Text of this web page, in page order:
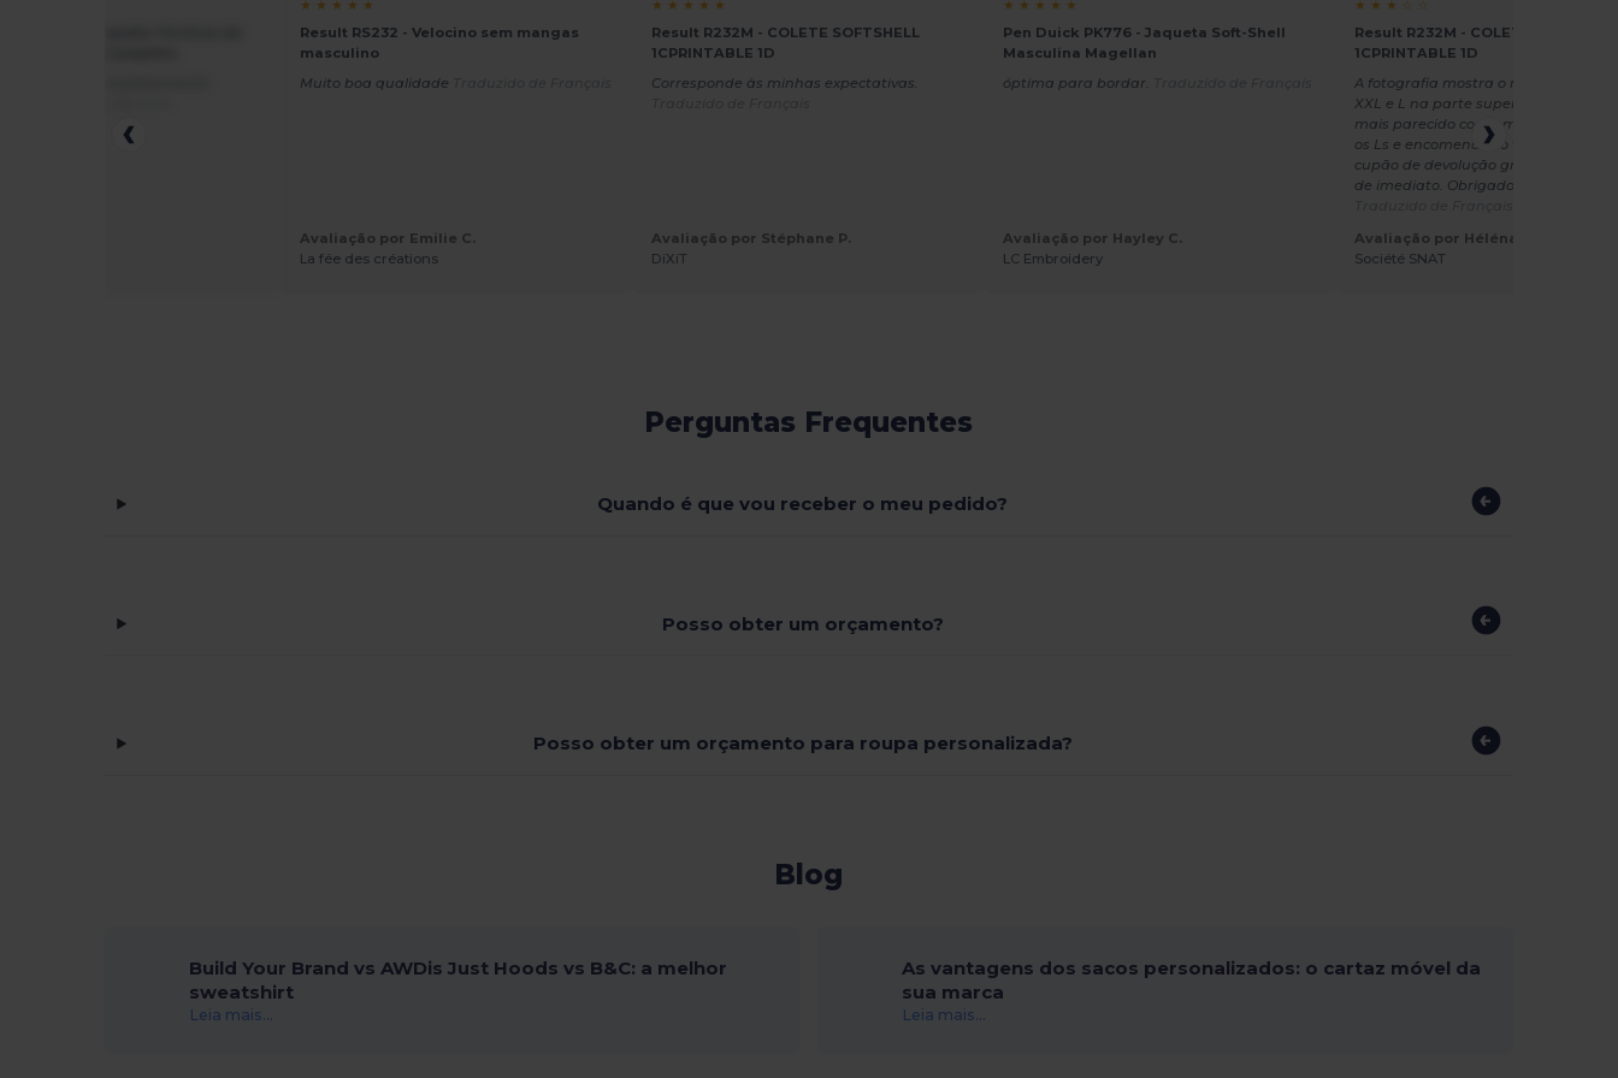
★ ★ ★ ★ ★
Result RS232 - Velocino sem mangas
masculino
Muito boa qualidade
Avaliação por Emilie C.
La fée des créations
★ ★ ★ ★ ★
Result R232M - COLETE SOFTSHELL
1CPRINTABLE 1D
Corresponde às minhas expectativas.
Avaliação por Stéphane P.
DiXiT
★ ★ ★ ★ ★
Pen Duick PK776 - Jaqueta Soft-Shell
Masculina Magellan
óptima para bordar.
Avaliação por Hayley C.
LC Embroidery
★ ★ ★ ☆ ☆
Result R232M - COLETE
1CPRINTABLE 1D
A fotografia mostra o modelo no
XXL e L na parte superior. O
mais parecido com um XL. Terei de
os Ls e encomendar o tamanho
cupão de devolução gratuita foi-me
de imediato. Obrigado pela ajuda
Avaliação por Héléna D.
Société SNAT
Perguntas Frequentes
Quando é que vou receber o meu pedido?
Posso obter um orçamento?
Posso obter um orçamento para roupa personalizada?
Blog
Build Your Brand vs AWDis Just Hoods vs B&C: a melhor
sweatshirt
Leia mais...
As vantagens dos sacos personalizados: o cartaz móvel da
sua marca
Leia mais...